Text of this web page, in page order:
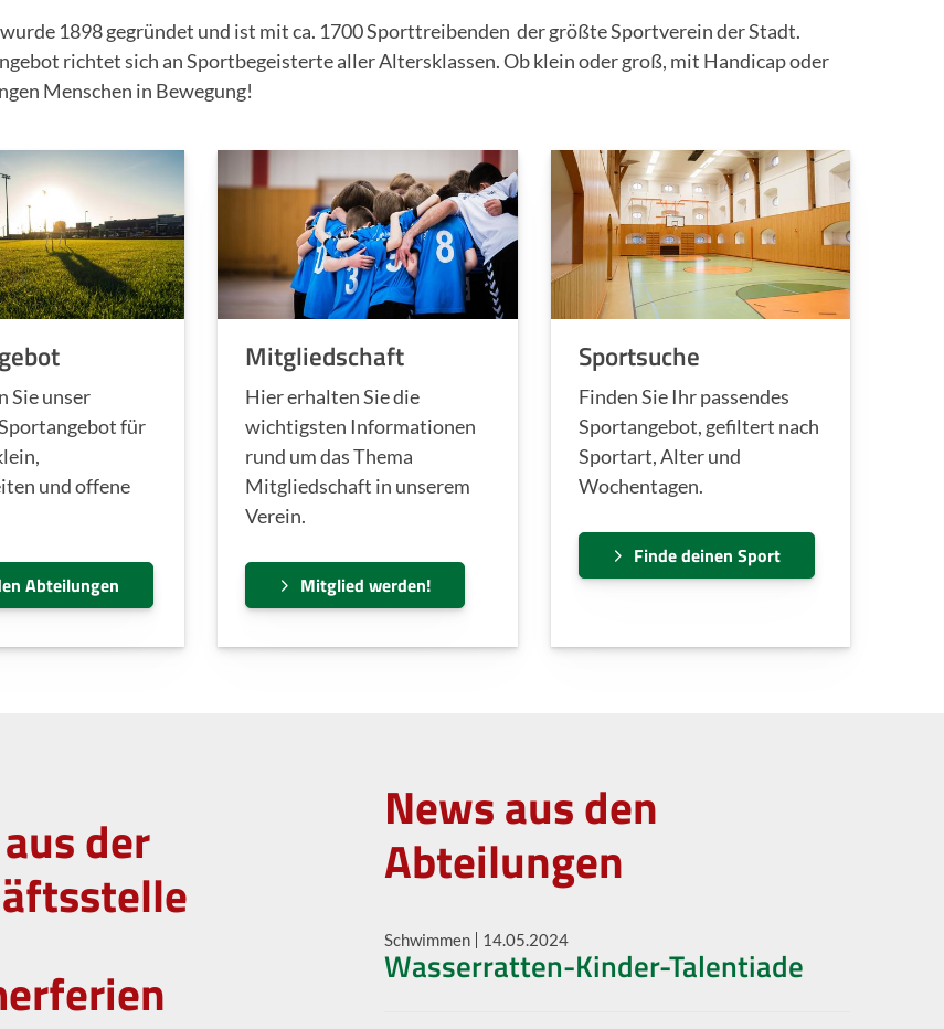
1898 gegründet und ist mit ca. 1700 Sporttreibenden der größte Sportverein der Stadt.
richtet sich an Sportbegeisterte aller Altersklassen. Ob klein oder groß, mit Handicap oder
Menschen in Bewegung!
Sie unser
für
und offene
Abteilungen
Mitgliedschaft
Hier erhalten Sie die
wichtigsten Informationen
rund um das Thema
Mitgliedschaft in unserem
Verein.
Mitglied werden!
Sportsuche
Finden Sie Ihr passendes
Sportangebot, gefiltert nach
Sportart, Alter und
Wochentagen.
Finde deinen Sport
der News aus den
Abteilungen
Schwimmen 14.05.2024
Wasserratten-Kinder-Talentiade